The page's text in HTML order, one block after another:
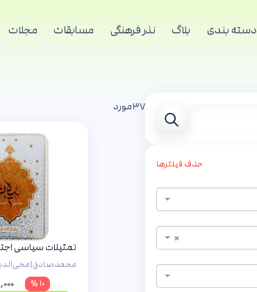
دسته بندی بلاگ نذر فرهنگی مسابقات مجلات
حذف فیلترها
×
۳۷مورد
۱۰ %